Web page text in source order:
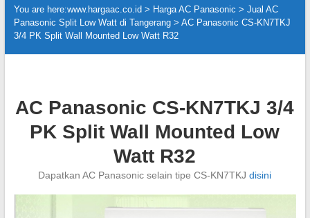
IG
:
@hakapolar
You are here:www.hargaac.co.id > Harga AC Panasonic > Jual AC
Panasonic Split Low Watt di Tangerang> AC Panasonic CS-KN7TKJ
3/4 PK Split Wall Mounted Low Watt R32
AC Panasonic CS-KN7TKJ 3/4
PK Split Wall Mounted Low
Watt R32
Dapatkan AC Panasonic selain tipe CS-KN7TKJdisini